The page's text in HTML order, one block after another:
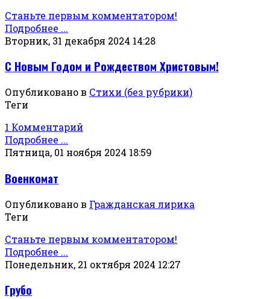
Станьте первым комментатором!
Подробнее ...
Вторник, 31 декабря 2024 14:28
С Новым Годом и Рождеством Христовым!
Опубликовано в Стихи (без рубрики)
Теги
1 Комментарий
Подробнее ...
Пятница, 01 ноября 2024 18:59
Военкомат
Опубликовано в Гражданская лирика
Теги
Станьте первым комментатором!
Подробнее ...
Понедельник, 21 октября 2024 12:27
Грубо